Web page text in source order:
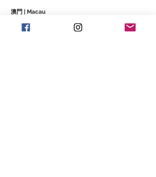
optimal signal transfer. Connectors
feature a rugged design and are
澳門 | Macau